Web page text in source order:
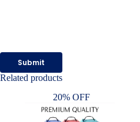
Submit
Related products
20% OFF